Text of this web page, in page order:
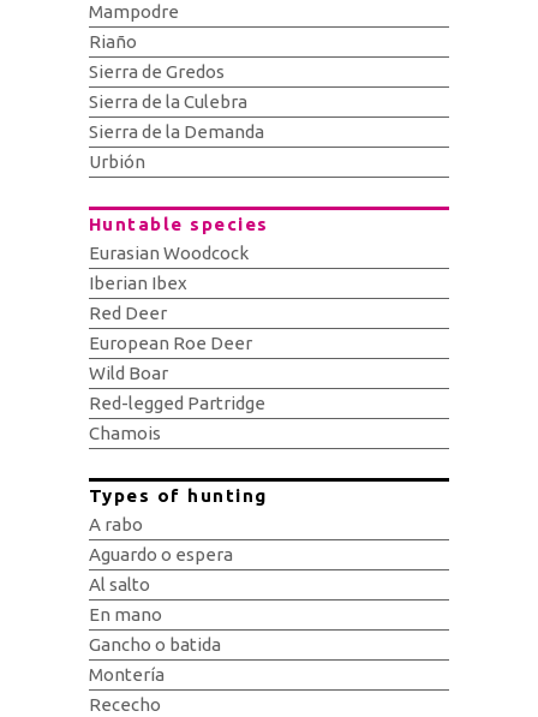
Mampodre
Riaño
Sierra de Gredos
Sierra de la Culebra
Sierra de la Demanda
Urbión
Huntable species
Eurasian Woodcock
Iberian Ibex
Red Deer
European Roe Deer
Wild Boar
Red-legged Partridge
Chamois
Types of hunting
A rabo
Aguardo o espera
Al salto
En mano
Gancho o batida
Montería
Rececho